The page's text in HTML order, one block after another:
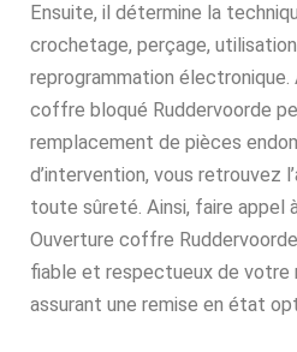
Ensuite, il détermine la
crochetage, perçage,
reprogrammation électronique.
coffre bloqué Ruddervoorde
remplacement de pièces
d’intervention, vous retrouvez
toute sûreté. Ainsi, faire appel
Ouverture coffre
fiable et respectueux de votre
assurant une remise en état